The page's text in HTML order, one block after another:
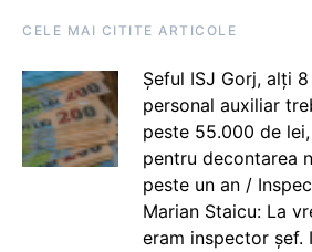
CELE MAI CITITE ARTICOLE
Șeful ISJ Gorj, alți
personal auxiliar
peste 55.000 de
pentru decontarea
peste un an /
Marian Staicu: La
eram inspector șef.